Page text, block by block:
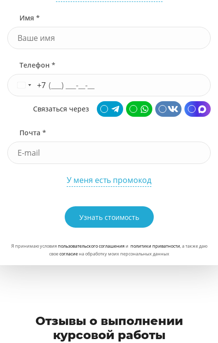
Имя *
Телефон *
+7
Связаться через
Почта *
У меня есть промокод
Узнать стоимость
Я принимаю условияпользовательского соглашенияи политики приватности, а также даю
своесогласиена обработку моих персональных данных
Отзывы о выполнении
курсовой работы